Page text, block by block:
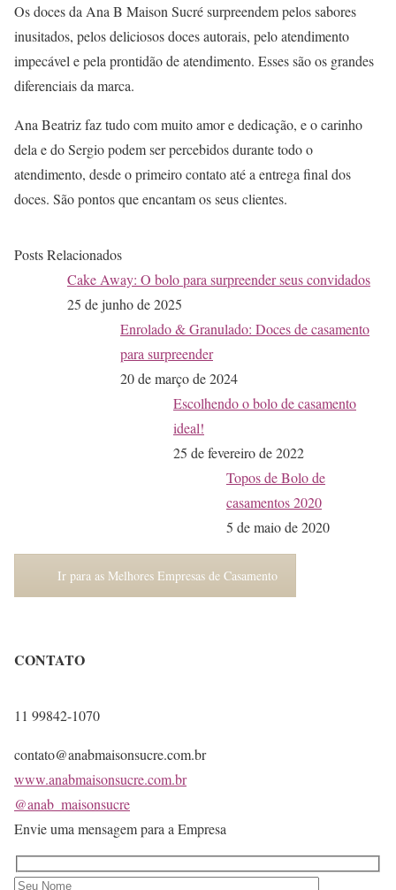
Os doces da Ana B Maison Sucré surpreendem pelos sabores
inusitados, pelos deliciosos doces autorais, pelo atendimento
impecável e pela prontidão de atendimento. Esses são os grandes
diferenciais da marca.
Ana Beatriz faz tudo com muito amor e dedicação, e o carinho
dela e do Sergio podem ser percebidos durante todo o
atendimento, desde o primeiro contato até a entrega final dos
doces. São pontos que encantam os seus clientes.
Posts Relacionados
Cake Away: O bolo para surpreender seus convidados
25 de junho de 2025
Enrolado & Granulado: Doces de casamento
para surpreender
20 de março de 2024
Escolhendo o bolo de casamento
ideal!
25 de fevereiro de 2022
Topos de Bolo de
casamentos 2020
5 de maio de 2020
Ir para as Melhores Empresas de Casamento
CONTATO
11 99842-1070
contato@anabmaisonsucre.com.br
www.anabmaisonsucre.com.br
@anab_maisonsucre
Envie uma mensagem para a Empresa